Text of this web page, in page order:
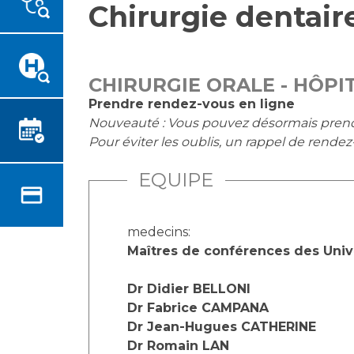
Vous accompagnez, vous
rendez visite à un patient
Vous avez un examen
d'imagerie ou de radiologie à
réaliser
Vous avez une analyse à
Vous venez en consultation
Infos COVID-19
Vivre ensemble à l'hôpital
Culture à l'hôpital
Emplois paramédicaux
Emplois administratifs
Espace Formation
Étudiants hospitaliers
Emplois techniques et
médico-techniques
Emplois socio-éducatifs
Stages paramédicaux
Chercheurs
La recherche clinique à l'AP-
Chirurgie
CHIRURGIE ORALE -
Prendre rendez-vous en ligne
Nouveauté : Vous pouvez désormais
Pour éviter les oublis, un rappel de
EQUIPE
medecins:
Maîtres de conférences des
Dr Didier BELLONI
Dr Fabrice CAMPANA
Dr Jean-Hugues CATHERINE
Dr Romain LAN